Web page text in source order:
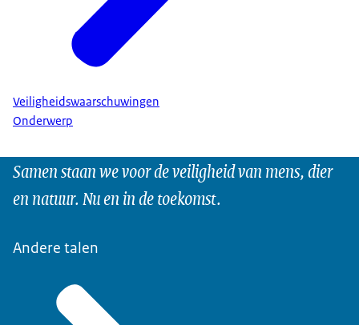
Veiligheidswaarschuwingen
Onderwerp
Samen staan we voor de veiligheid van mens, dier
en natuur. Nu en in de toekomst.
Andere talen